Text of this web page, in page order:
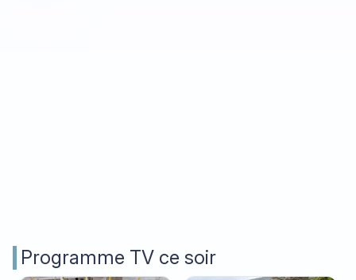
Programme TV ce soir